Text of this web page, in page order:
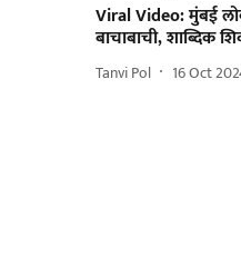
Viral Video: मुंबई
बाचाबाची, शा‍ब्दिक
Tanvi Pol 16 Oct